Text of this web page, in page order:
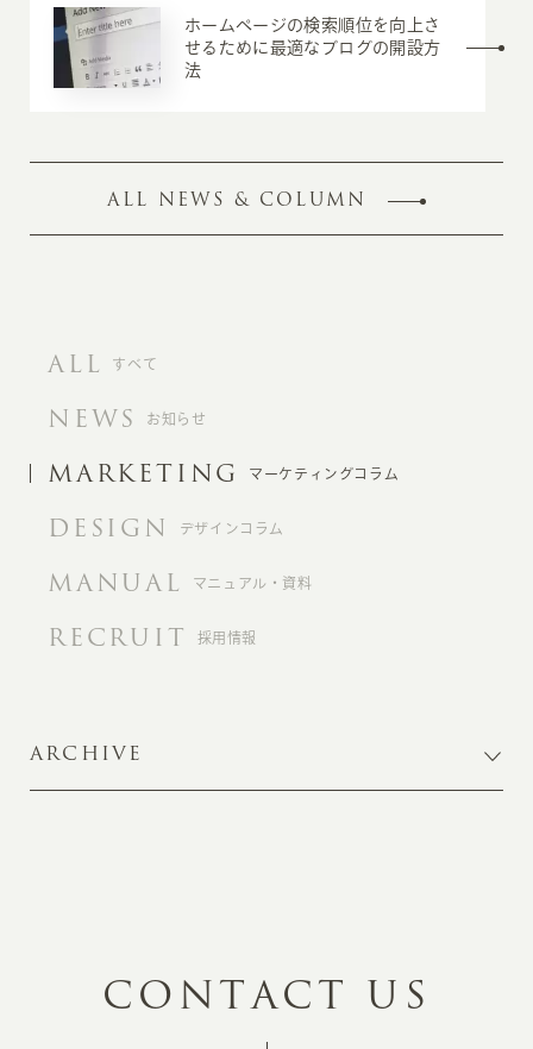
ホームページの検索順位を向上さ
せるために最適なブログの開設方
法
ALL NEWS & COLUMN
ALL すべて
NEWS お知らせ
MARKETING マーケティングコラム
DESIGN デザインコラム
MANUAL マニュアル・資料
RECRUIT 採用情報
ARCHIVE
CONTACT US